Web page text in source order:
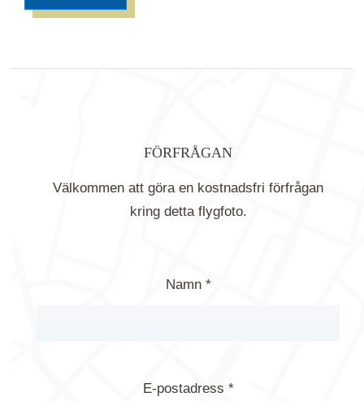
FÖRFRÅGAN
Välkommen att göra en kostnadsfri förfrågan
kring detta flygfoto.
Namn *
E-postadress *